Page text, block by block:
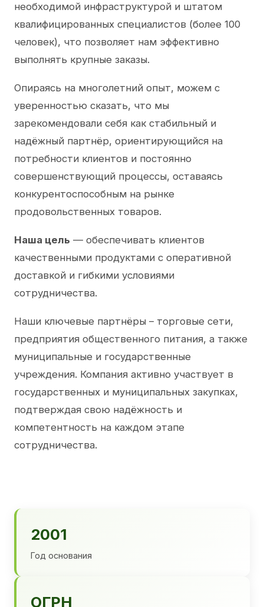
необходимой инфраструктурой и штатом
квалифицированных специалистов (более 100
человек), что позволяет нам эффективно
выполнять крупные заказы.
Опираясь на многолетний опыт, можем с
уверенностью сказать, что мы
зарекомендовали себя как стабильный и
надёжный партнёр, ориентирующийся на
потребности клиентов и постоянно
совершенствующий процессы, оставаясь
конкурентоспособным на рынке
продовольственных товаров.
Наша цель — обеспечивать клиентов
качественными продуктами с оперативной
доставкой и гибкими условиями
сотрудничества.
Наши ключевые партнёры – торговые сети,
предприятия общественного питания, а также
муниципальные и государственные
учреждения. Компания активно участвует в
государственных и муниципальных закупках,
подтверждая свою надёжность и
компетентность на каждом этапе
сотрудничества.
2001
Год основания
ОГРН